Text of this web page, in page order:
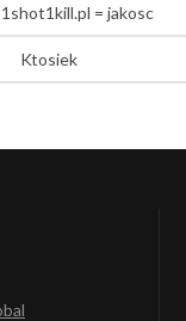
= jakosc
Ktosiek